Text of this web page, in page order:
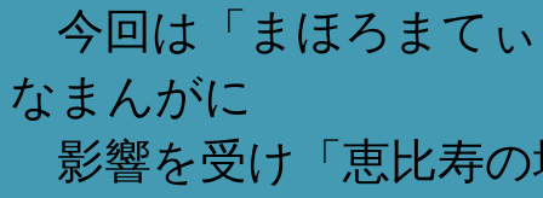
今回は「まほろまて
なまんがに
影響を受け「恵比寿